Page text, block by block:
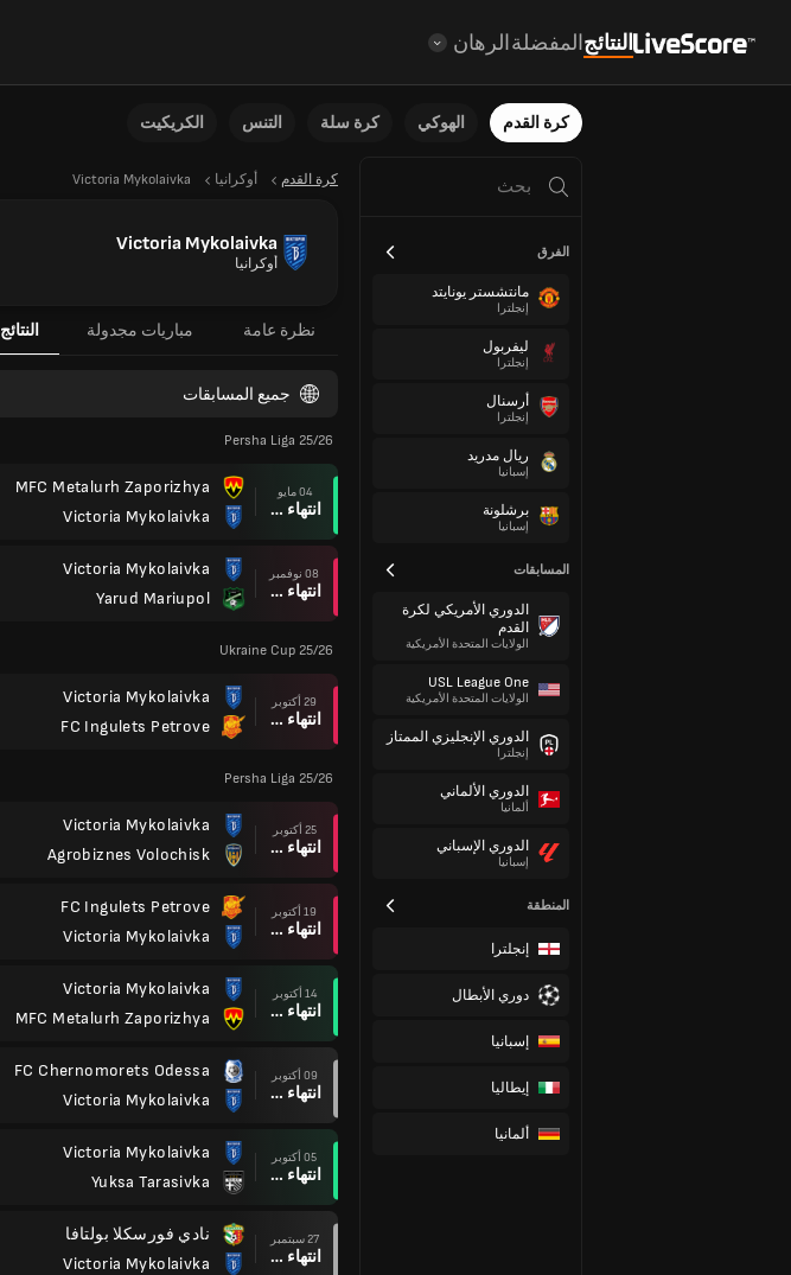
النتائجالمفضلةالرهان
كرة القدم الهوكي كرة سلة التنس الكريكيت
الفرق
مانتشستر يونايتد
إنجلترا
ليفربول
إنجلترا
أرسنال
إنجلترا
ريال مدريد
إسبانيا
برشلونة
إسبانيا
المسابقات
الدوري الأمريكي لكرة
القدم
الولايات المتحدة الأمريكية
USL League One
الولايات المتحدة الأمريكية
الدوري الإنجليزي الممتاز
إنجلترا
الدوري الألماني
ألمانيا
الدوري الإسباني
إسبانيا
المنطقة
إنجلترا
دوري الأبطال
إسبانيا
إيطاليا
ألمانيا
كرة القدم أوكرانيا Victoria Mykolaivka
Victoria Mykolaivka
أوكرانيا
نظرة عامة مباريات مجدولة النتائج
جميع المسابقات
Persha Liga 25/26
04 مايو
انتهاء وقت المباراة
MFC Metalurh Zaporizhya
Victoria Mykolaivka
08 نوفمبر
انتهاء وقت المباراة
Victoria Mykolaivka
Yarud Mariupol
Ukraine Cup 25/26
29 أكتوبر
انتهاء وقت المباراة
Victoria Mykolaivka
FC Ingulets Petrove
Persha Liga 25/26
25 أكتوبر
انتهاء وقت المباراة
Victoria Mykolaivka
Agrobiznes Volochisk
19 أكتوبر
انتهاء وقت المباراة
FC Ingulets Petrove
Victoria Mykolaivka
14 أكتوبر
انتهاء وقت المباراة
Victoria Mykolaivka
MFC Metalurh Zaporizhya
09 أكتوبر
انتهاء وقت المباراة
FC Chernomorets Odessa
Victoria Mykolaivka
05 أكتوبر
انتهاء وقت المباراة
Victoria Mykolaivka
Yuksa Tarasivka
27 سبتمبر
انتهاء وقت المباراة
نادي فورسكلا بولتافا
Victoria Mykolaivka